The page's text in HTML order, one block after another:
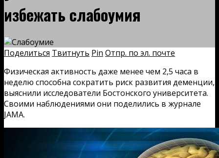
избежать слабоумия
Поделиться Твитнуть Pin Отпр. по эл. почте
Физическая активность даже менее чем 2,5 часа в
неделю способна сократить риск развития деменции,
выяснили исследователи Бостонского университета.
Своими наблюдениями они поделились в журнале
JAMA.